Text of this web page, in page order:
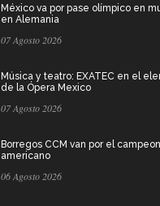
México va por pase olímpico en
en Alemania
07 Agosto 2026
Música y teatro: EXATEC en el
de la Ópera Mexico
07 Agosto 2026
Borregos CCM van por el
americano
06 Agosto 2026